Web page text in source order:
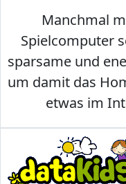
Manchmal
Spielcomputer
sparsame und
um damit das
etwas im